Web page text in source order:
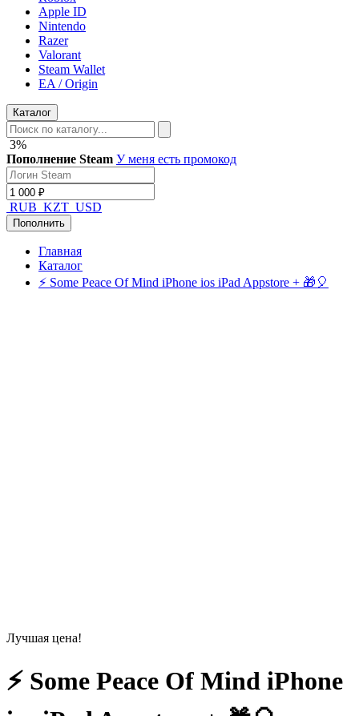
Apple ID
Nintendo
Razer
Valorant
Steam Wallet
EA / Origin
Каталог
3%
Пополнение Steam У меня есть промокод
RUB KZT USD
Пополнить
Главная
Каталог
⚡️ Some Peace Of Mind iPhone ios iPad Appstore + 🎁🎈
Лучшая цена!
⚡️ Some Peace Of Mind iPhone